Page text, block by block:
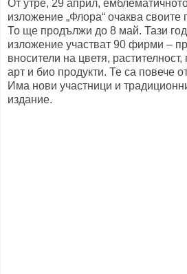
От утре, 29 април,
изложение „Флора“ очаква своите
То ще продължи до 8 май. Тази
изложение участват 90 фирми –
вносители на цветя,
арт и био продукти. Те са повече
Има нови участници и
издание.